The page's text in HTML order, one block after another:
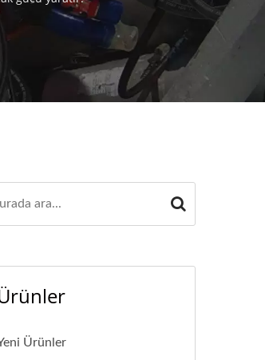
Ürünler